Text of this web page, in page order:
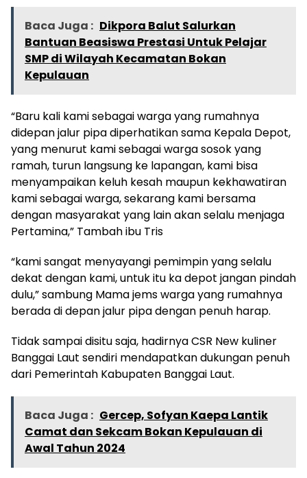
Baca Juga : Dikpora Balut Salurkan
Bantuan Beasiswa Prestasi Untuk Pelajar
SMP di Wilayah Kecamatan Bokan
Kepulauan
“Baru kali kami sebagai warga yang rumahnya
didepan jalur pipa diperhatikan sama Kepala Depot,
yang menurut kami sebagai warga sosok yang
ramah, turun langsung ke lapangan, kami bisa
menyampaikan keluh kesah maupun kekhawatiran
kami sebagai warga, sekarang kami bersama
dengan masyarakat yang lain akan selalu menjaga
Pertamina,” Tambah ibu Tris
“kami sangat menyayangi pemimpin yang selalu
dekat dengan kami, untuk itu ka depot jangan pindah
dulu,” sambung Mama jems warga yang rumahnya
berada di depan jalur pipa dengan penuh harap.
Tidak sampai disitu saja, hadirnya CSR New kuliner
Banggai Laut sendiri mendapatkan dukungan penuh
dari Pemerintah Kabupaten Banggai Laut.
Baca Juga : Gercep, Sofyan Kaepa Lantik
Camat dan Sekcam Bokan Kepulauan di
Awal Tahun 2024